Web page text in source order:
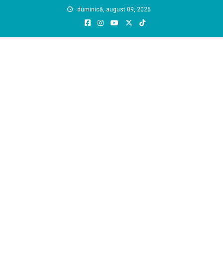
duminică, august 09, 2026